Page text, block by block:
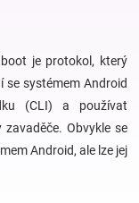
je protokol, který
systémem Android
(CLI) a používat
Obvykle se
Android, ale lze jej